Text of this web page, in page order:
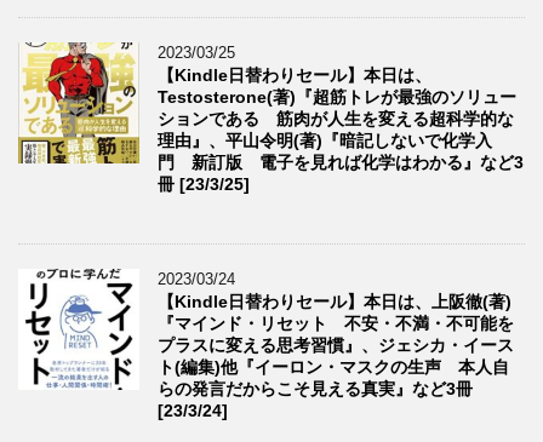
2023/03/25
【Kindle日替わりセール】本日は、
Testosterone(著)『超筋トレが最強のソリュー
ションである 筋肉が人生を変える超科学的な
理由』、平山令明(著)『暗記しないで化学入
門 新訂版 電子を見れば化学はわかる』など3
冊 [23/3/25]
2023/03/24
【Kindle日替わりセール】本日は、上阪徹(著)
『マインド・リセット 不安・不満・不可能を
プラスに変える思考習慣』、ジェシカ・イース
ト(編集)他『イーロン・マスクの生声 本人自
らの発言だからこそ見える真実』など3冊
[23/3/24]